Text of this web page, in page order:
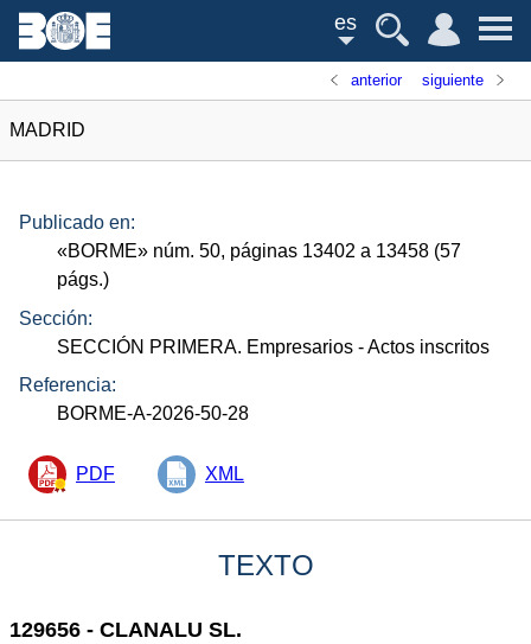
es
anterior siguiente
MADRID
Publicado en:
«BORME» núm. 50, páginas 13402 a 13458 (57
págs.)
Sección:
SECCIÓN PRIMERA. Empresarios - Actos inscritos
Referencia:
BORME-A-2026-50-28
PDF XML
TEXTO
129656 - CLANALU SL.